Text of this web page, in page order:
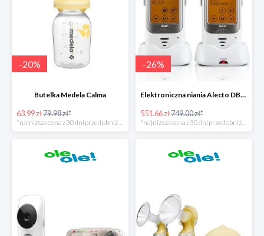
-20%
Butelka Medela Calma
63.99 zł79.98 zł*
-26%
Elektroniczna niania Alecto DBX-68
551.66 zł749.00 zł*